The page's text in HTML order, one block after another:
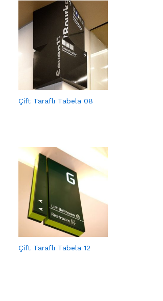
Çift Taraflı Tabela 08
Çift Taraflı Tabela 12